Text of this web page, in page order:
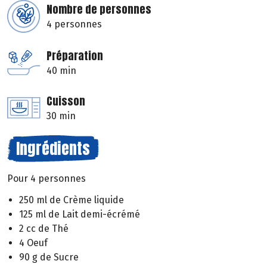
Nombre de personnes
4 personnes
Préparation
40 min
Cuisson
30 min
Ingrédients
Pour 4 personnes
250 ml de Crème liquide
125 ml de Lait demi-écrémé
2 cc de Thé
4 Oeuf
90 g de Sucre